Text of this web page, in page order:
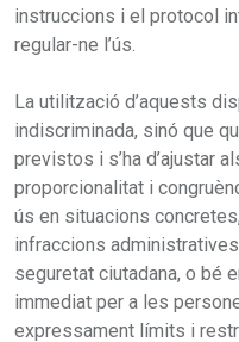
instruccions i el protocol
regular-ne l’ús.
La utilització d’aquests
indiscriminada, sinó que
previstos i s’ha d’ajustar
proporcionalitat i
ús en situacions
infraccions
seguretat ciutadana, o bé
immediat per a les
expressament límits i